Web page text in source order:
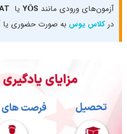
آزمون‌های ورودی مانند YÖS یا
در کلاس یوس به صورت حضوری یا